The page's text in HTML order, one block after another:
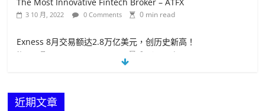
3 10 月, 2022 0 Comments 0 min read
Exness 8月交易额达2.8万亿美元，创历史新高！
18 9 月, 2022 0 min read
19 4 月, 2023
近期文章